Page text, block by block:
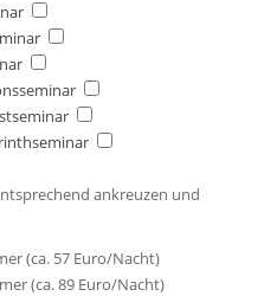
ankreuzen und
(ca. 57 Euro/Nacht)
(ca. 89 Euro/Nacht)